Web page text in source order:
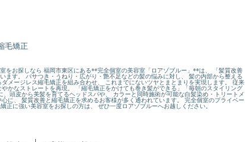
毛矯正
をお探しなら 福岡市東区にある**完全個室の美容室「ロアゾブルー」**は、 「髪質改善
ます。 パサつき・うねり・広がり・艶不足などの髪の悩みに対し、 髪の内部から整える
メージレス縮毛矯正を組み合わせ、 これまでにないツヤとまとまりを実現します。 従来
かなストレートを再現。 「縮毛矯正をかけても巻き髪ができる」「毎朝のスタイリング
頭皮から美髪を育てるヘッドスパや、 カラーと同時施術が可能な白髪染め・トリートメ
に、 髪質改善と縮毛矯正を求めるお客様が多く通われています。 完全個室のプライベー
正に強い美容室をお探しの方は、 ぜひ一度ロアゾブルーへお越しください。